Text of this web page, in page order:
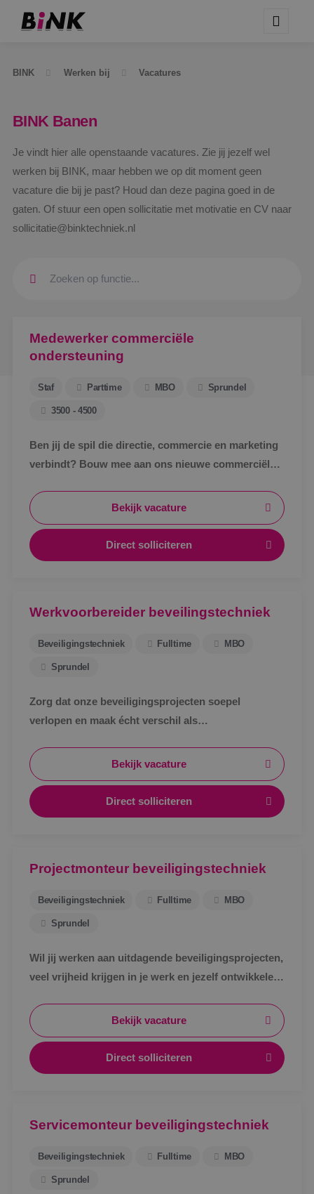
BINK Werken bij Vacatures
BINK Banen
Je vindt hier alle openstaande vacatures. Zie jij jezelf wel
werken bij BINK, maar hebben we op dit moment geen
vacature die bij je past? Houd dan deze pagina goed in de
gaten. Of stuur een open sollicitatie met motivatie en CV naar
sollicitatie@binktechniek.nl
Medewerker commerciële
ondersteuning
Staf Parttime MBO Sprundel
3500 - 4500
Ben jij de spil die directie, commercie en marketing
verbindt? Bouw mee aan ons nieuwe commerciële
BINK.&nbsp;
Bekijk vacature
Direct solliciteren
Werkvoorbereider beveilingstechniek
Beveiligingstechniek Fulltime MBO
Sprundel
Zorg dat onze beveiligingsprojecten soepel
verlopen en maak écht verschil als
Bekijk vacature
Direct solliciteren
Projectmonteur beveiligingstechniek
Beveiligingstechniek Fulltime MBO
Sprundel
Wil jij werken aan uitdagende beveiligingsprojecten,
veel vrijheid krijgen in je werk en jezelf ontwikkelen
Bekijk vacature
Direct solliciteren
Servicemonteur beveiligingstechniek
Beveiligingstechniek Fulltime MBO
Sprundel